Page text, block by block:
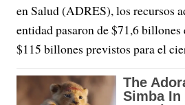
en Salud (ADRES), los recursos
entidad pasaron de $71,6 billones
$115 billones previstos para el